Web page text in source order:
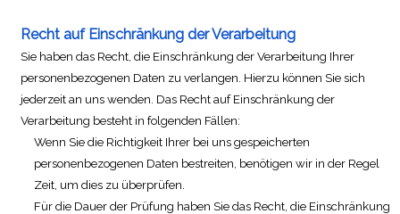
Recht auf Einschränkung der Verarbeitung
Sie haben das Recht, die Einschränkung der Verarbeitung Ihrer
personenbezogenen Daten zu verlangen. Hierzu können Sie sich
jederzeit an uns wenden. Das Recht auf Einschränkung der
Verarbeitung besteht in folgenden Fällen:
Wenn Sie die Richtigkeit Ihrer bei uns gespeicherten
personenbezogenen Daten bestreiten, benötigen wir in der Regel
Zeit, um dies zu überprüfen.
Für die Dauer der Prüfung haben Sie das Recht, die Einschränkung